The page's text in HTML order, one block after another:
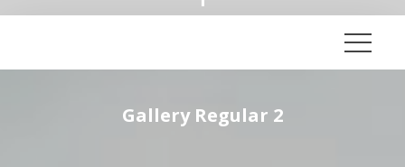
Gallery Regular 2